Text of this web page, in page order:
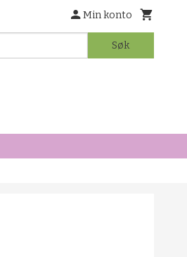
Min konto
Søk